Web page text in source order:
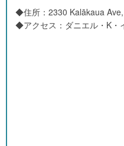
◆住所：2330 Kalākaua
◆アクセス：ダニエル・K・